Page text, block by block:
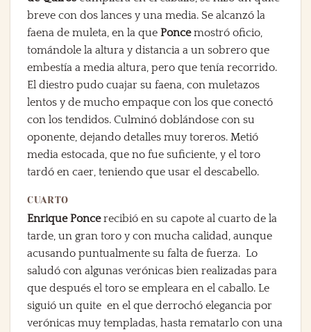
breve con dos lances y una media. Se alcanzó la
faena de muleta, en la que Poncemostró oficio,
tomándole la altura y distancia a un sobrero que
embestía a media altura, pero que tenía recorrido.
El diestro pudo cuajar su faena, con muletazos
lentos y de mucho empaque con los que conectó
con los tendidos. Culminó doblándose con su
oponente, dejando detalles muy toreros. Metió
media estocada, que no fue suficiente, y el toro
tardó en caer, teniendo que usar el descabello.
CUARTO
Enrique Poncerecibió en su capote al cuarto de la
tarde, un gran toro y con mucha calidad, aunque
acusando puntualmente su falta de fuerza. Lo
saludó con algunas verónicas bien realizadas para
que después el toro se empleara en el caballo. Le
siguió un quite en el que derrochó elegancia por
verónicas muy templadas, hasta rematarlo con una